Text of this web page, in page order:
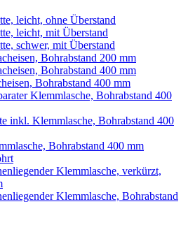
leicht, ohne Überstand
leicht, mit Überstand
schwer, mit Überstand
Bohrabstand 200 mm
Bohrabstand 400 mm
Bohrabstand 400 mm
Klemmlasche, Bohrabstand 400
inkl. Klemmlasche, Bohrabstand 400
Bohrabstand 400 mm
Klemmlasche, verkürzt,
Klemmlasche, Bohrabstand